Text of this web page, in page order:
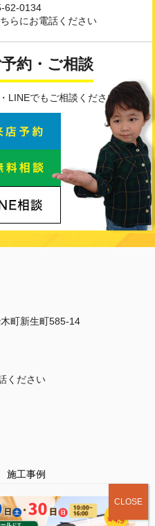
62-0134
らにお電話ください
約・ご相談
LINEでもご相談ください
町新生町585-14
ください
施工事例
お客様の声